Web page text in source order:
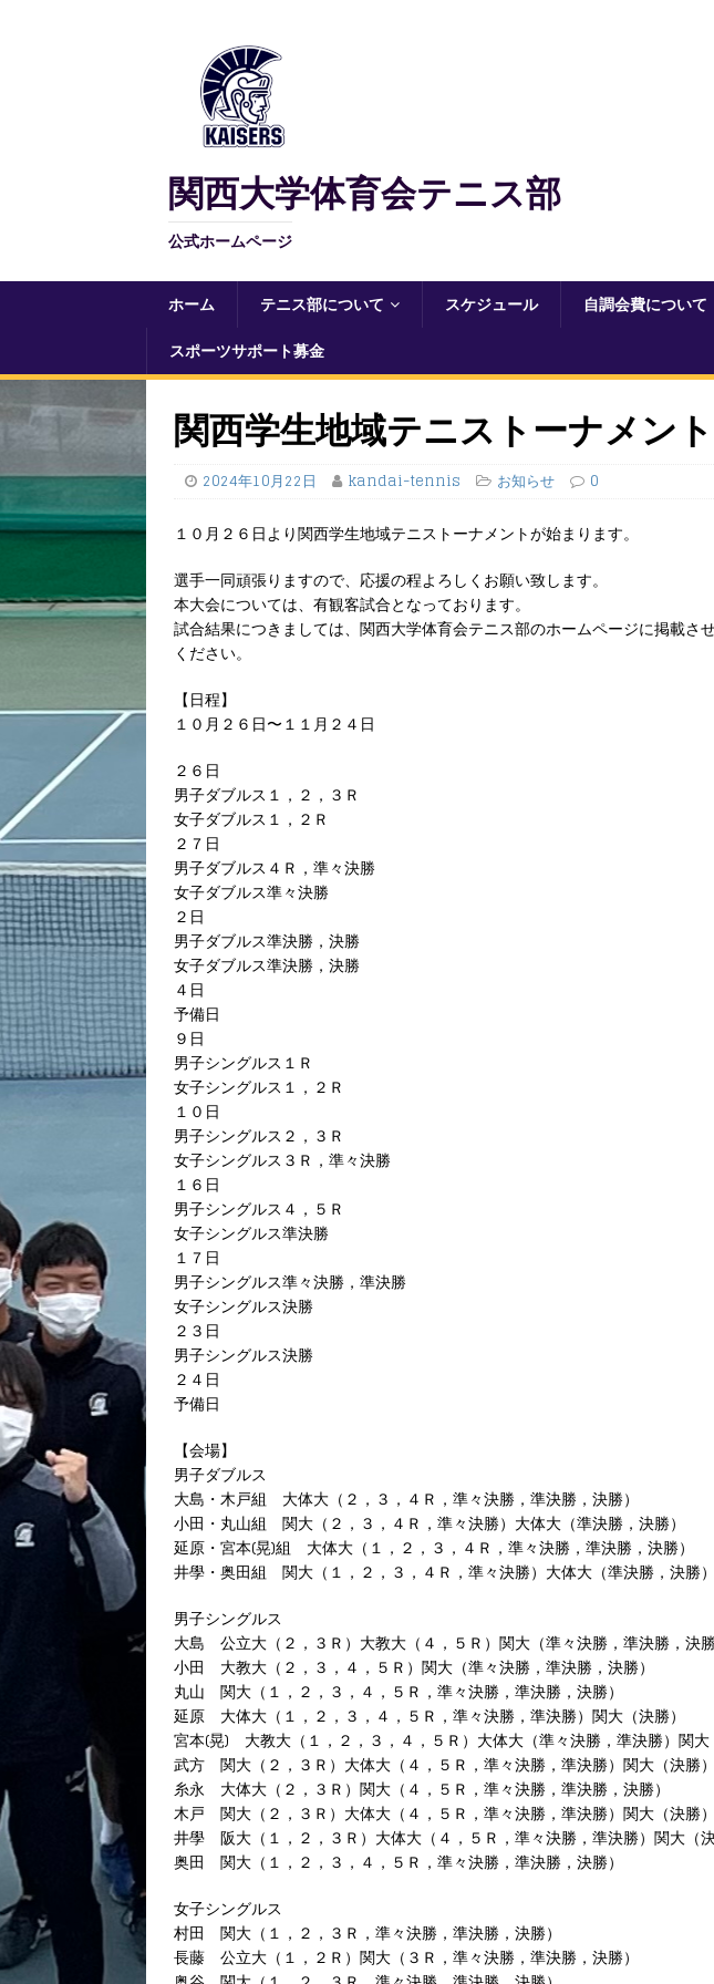
関西大学体育会テニス部
公式ホームページ
ホーム テニス部について スケジュール 自調会費について
スポーツサポート募金
関西学生地域テニストーナメン
2024年10月22日 kandai-tennis お知らせ 0
１０月２６日より関西学生地域テニストーナメントが始まります。
選手一同頑張りますので、応援の程よろしくお願い致します。
本大会については、有観客試合となっております。
試合結果につきましては、関西大学体育会テニス部のホームページに掲載さ
ください。
【日程】
１０月２６日〜１１月２４日
２６日
男子ダブルス１，２，３Ｒ
女子ダブルス１，２Ｒ
２７日
男子ダブルス４Ｒ，準々決勝
女子ダブルス準々決勝
２日
男子ダブルス準決勝，決勝
女子ダブルス準決勝，決勝
４日
予備日
９日
男子シングルス１Ｒ
女子シングルス１，２Ｒ
１０日
男子シングルス２，３Ｒ
女子シングルス３Ｒ，準々決勝
１６日
男子シングルス４，５Ｒ
女子シングルス準決勝
１７日
男子シングルス準々決勝，準決勝
女子シングルス決勝
２３日
男子シングルス決勝
２４日
予備日
【会場】
男子ダブルス
大島・木戸組 大体大（２，３，４Ｒ，準々決勝，準決勝，決勝）
小田・丸山組 関大（２，３，４Ｒ，準々決勝）大体大（準決勝，決勝）
延原・宮本(晃)組 大体大（１，２，３，４Ｒ，準々決勝，準決勝，決勝）
井學・奥田組 関大（１，２，３，４Ｒ，準々決勝）大体大（準決勝，決勝）
男子シングルス
大島 公立大（２，３Ｒ）大教大（４，５Ｒ）関大（準々決勝，準決勝，決勝
小田 大教大（２，３，４，５Ｒ）関大（準々決勝，準決勝，決勝）
丸山 関大（１，２，３，４，５Ｒ，準々決勝，準決勝，決勝）
延原 大体大（１，２，３，４，５Ｒ，準々決勝，準決勝）関大（決勝）
宮本(晃) 大教大（１，２，３，４，５Ｒ）大体大（準々決勝，準決勝）関大
武方 関大（２，３Ｒ）大体大（４，５Ｒ，準々決勝，準決勝）関大（決勝）
糸永 大体大（２，３Ｒ）関大（４，５Ｒ，準々決勝，準決勝，決勝）
木戸 関大（２，３Ｒ）大体大（４，５Ｒ，準々決勝，準決勝）関大（決勝）
井學 阪大（１，２，３Ｒ）大体大（４，５Ｒ，準々決勝，準決勝）関大（決
奥田 関大（１，２，３，４，５Ｒ，準々決勝，準決勝，決勝）
女子シングルス
村田 関大（１，２，３Ｒ，準々決勝，準決勝，決勝）
長藤 公立大（１，２Ｒ）関大（３Ｒ，準々決勝，準決勝，決勝）